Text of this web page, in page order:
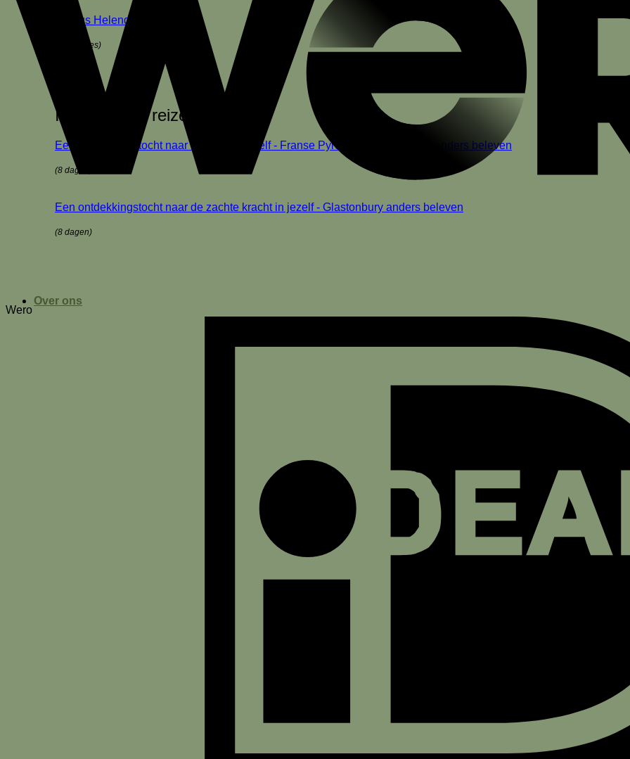
Cursus Helende Engelen
(10 sessies)
Inspirerende reizen
Een ontdekkingstocht naar het licht in jezelf - Franse Pyreneeën en Lourdes anders beleven
(8 dagen)
Een ontdekkingstocht naar de zachte kracht in jezelf - Glastonbury anders beleven
(8 dagen)
Over ons
Wero